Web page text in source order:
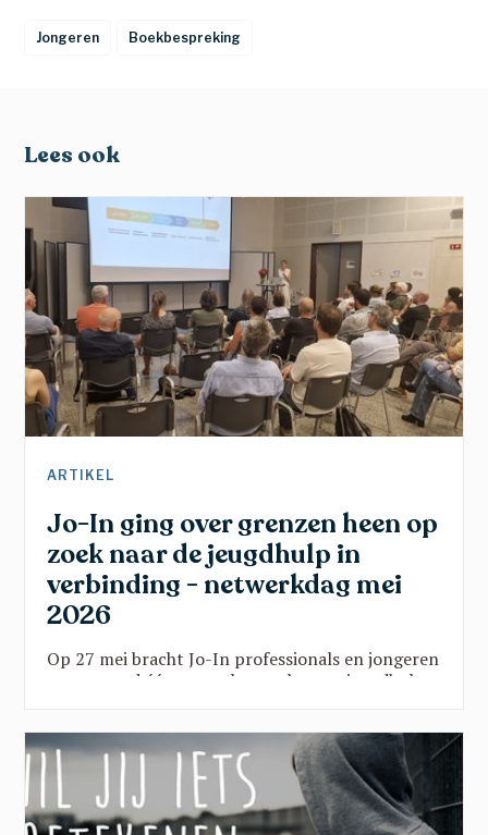
Jongeren Boekbespreking
Lees ook
ARTIKEL
Jo-In ging over grenzen heen op
zoek naar de jeugdhulp in
verbinding - netwerkdag mei
2026
Op 27 mei bracht Jo-In professionals en jongeren
samen rond één vraag: hoe maken we jeugdhulp
doorbreek verkokering, geef jongeren een stem
en zet hun talenten centraal. Een inspirerende
namiddag vol scherpe inzichten en hoopvolle
perspectieven.